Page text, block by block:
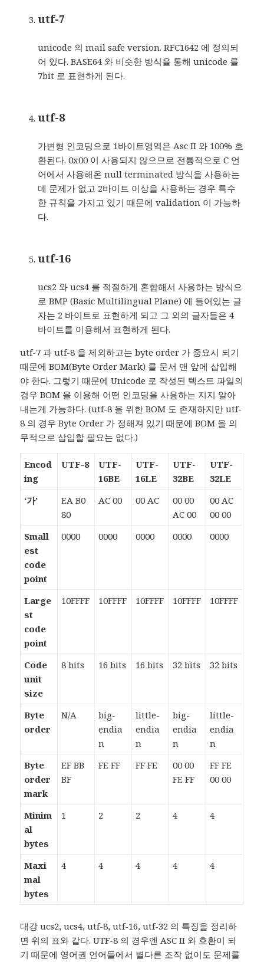
utf-7
unicode 의 mail safe version. RFC1642 에 정의되
어 있다. BASE64 와 비슷한 방식을 통해 unicode 를
7bit 로 표현하게 된다.
utf-8
가변형 인코딩으로 1바이트영역은 Asc II 와 100% 호
환된다. 0x00 이 사용되지 않으므로 전통적으로 C 언
어에서 사용해온 null terminated 방식을 사용하는
데 문제가 없고 2바이트 이상을 사용하는 경우 특수
한 규칙을 가지고 있기 때문에 validation 이 가능하
다.
utf-16
ucs2 와 ucs4 를 적절하게 혼합해서 사용하는 방식으
로 BMP (Basic Multilingual Plane) 에 들어있는 글
자는 2 바이트로 표현하게 되고 그 외의 글자들은 4
바이트를 이용해서 표현하게 된다.
utf-7 과 utf-8 을 제외하고는 byte order 가 중요시 되기
때문에 BOM(Byte Order Mark) 를 문서 맨 앞에 삽입해
야 한다. 그렇기 때문에 Unicode 로 작성된 텍스트 파일의
경우 BOM 을 이용해 어떤 인코딩을 사용하는 지지 알아
내는게 가능하다. (utf-8 을 위한 BOM 도 존재하지만 utf-
8 의 경우 Byte Order 가 정해져 있기 때문에 BOM 을 의
무적으로 삽입할 필요는 없다.)
Encod
ing
UTF-8
UTF-
16BE
UTF-
16LE
UTF-
32BE
UTF-
32LE
‘가’
EA B0
80
AC 00 00 AC
00 00
AC 00
00 AC
00 00
Small
est
code
point
0000 0000 0000 0000 0000
Large
st
code
point
10FFFF 10FFFF 10FFFF 10FFFF 10FFFF
Code
unit
size
8 bits 16 bits 16 bits 32 bits 32 bits
Byte
order
N/A
big-
endia
n
little-
endia
n
big-
endia
n
little-
endia
n
Byte
order
mark
EF BB
BF
FE FF FF FE
00 00
FE FF
FF FE
00 00
Minim
al
bytes
1 2 2 4 4
Maxi
mal
bytes
4 4 4 4 4
대강 ucs2, ucs4, utf-8, utf-16, utf-32 의 특징을 정리하
면 위의 표와 같다. UTF-8 의 경우엔 ASC II 와 호환이 되
기 때문에 영어권 언어들에서 별다른 조작 없이도 문제를